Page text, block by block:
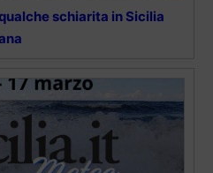
schiarita in Sicilia